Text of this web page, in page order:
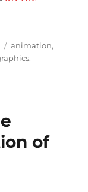
Schlagwörter
animation,
,
of